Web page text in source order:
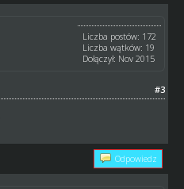
Liczba postów: 172
Liczba wątków: 19
Dołączył: Nov 2015
#3
Odpowiedz